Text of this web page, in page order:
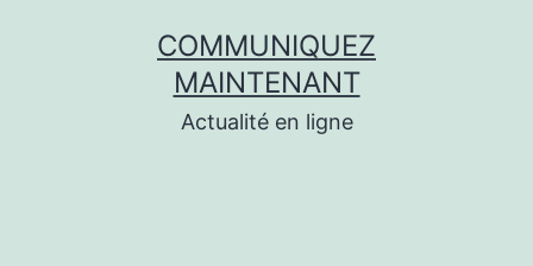
COMMUNIQUEZ
MAINTENANT
Actualité en ligne